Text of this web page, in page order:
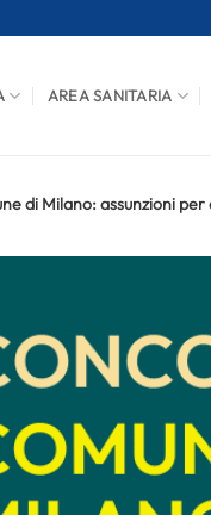
AREA SANITARIA
di Milano: assunzioni